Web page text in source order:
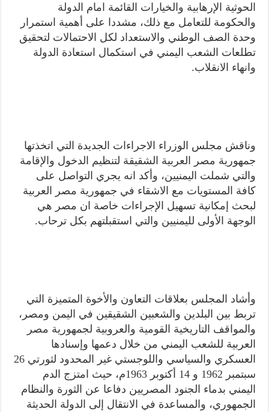
الحوثية الإرهابية والخيارات القائمة امام الدولة
والحكومة للتعامل مع ذلك، مشددا على أهمية استمرار
وحدة الصف الوطني والاستعداد لكل الاحتمالات لتحقيق
تطلعات الشعب اليمني في استكمال استعادة الدولة
وانهاء الانقلاب.
وناقش مجلس الوزراء الاجراءات الجديدة التي اتخذتها
جمهورية مصر العربية الشقيقة لتنظيم الدخول والإقامة
والتي شملت اليمنيين، وأكد انه يجري التواصل على
كافة المستويات مع الاشقاء في جمهورية مصر العربية
لبحث إمكانية تسهيل الإجراءات خاصة ان مصر هي
الوجهة الأولى لليمنيين والتي استقبلتهم بكل ترحاب.
وأشاد المجلس بعلاقات التعاون والأخوة المتميزة التي
تربط بين البلدين والشعبين الشقيقين في اليمن ومصر،
والمواقف التاريخية القومية والعروبية لجمهورية مصر
العربية للشعب اليمني من خلال دعمها وإسنادها
العسكري والسياسي واللوجستي غير المحدود لثورتي 26
سبتمبر 1962 و 14 أكتوبر 1963م، حيث امتزج الدم
اليمني بدماء الجنود المصريين دفاعا عن الثورة والنظام
الجمهوري، والمساعدة في الانتقال إلى الدولة الحديثة